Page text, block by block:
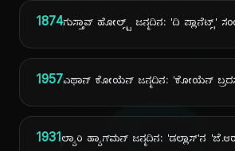
1874ಗುಸ್ತಾವ್ ಹೋಲ್ಸ್ಟ್ ಜನ್ಮದಿನ: 'ದಿ ಪ್ಲಾನೆಟ್ಸ್'
1957ಎಥಾನ್ ಕೋಯೆನ್ ಜನ್ಮದಿನ: 'ಕೋಯೆನ್
1931ಲ್ಯಾರಿ ಹ್ಯಾಗ್‌ಮನ್ ಜನ್ಮದಿನ: 'ಡಲ್ಲಾಸ್'ನ